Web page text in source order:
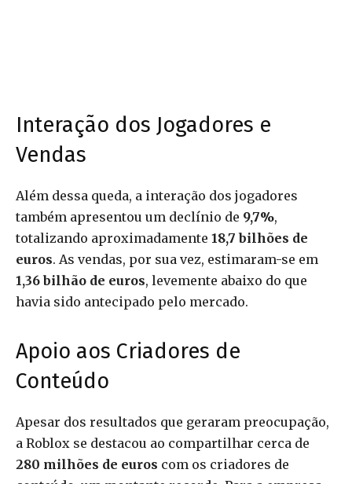
Interação dos Jogadores e
Vendas
Além dessa queda, a interação dos jogadores
também apresentou um declínio de 9,7%,
totalizando aproximadamente 18,7 bilhões de
euros. As vendas, por sua vez, estimaram-se em
1,36 bilhão de euros, levemente abaixo do que
havia sido antecipado pelo mercado.
Apoio aos Criadores de
Conteúdo
Apesar dos resultados que geraram preocupação,
a Roblox se destacou ao compartilhar cerca de
280 milhões de euros com os criadores de